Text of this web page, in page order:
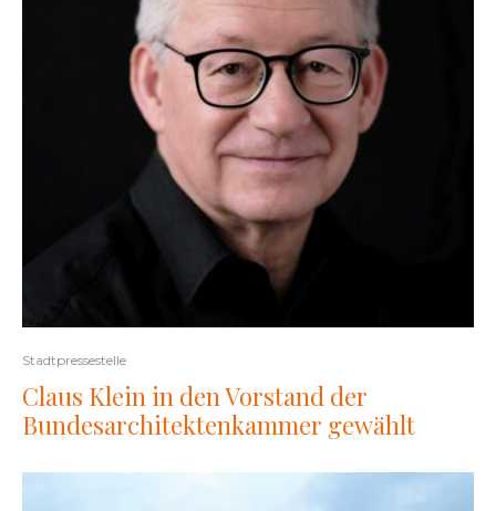
Stadtpressestelle
Claus Klein in den Vorstand der
Bundesarchitektenkammer gewählt